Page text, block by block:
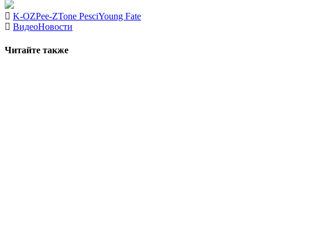
K-OZPee-ZTone PesciYoung Fate
ВидеоНовости
Читайте также